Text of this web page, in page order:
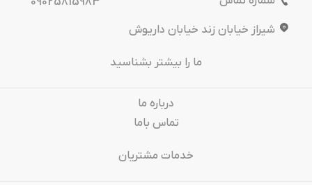
شیراز خیابان زند خیابان داریوش
ما را بیشتر بشناسید
درباره‌ ما
تماس باما
خدمات مشتریان